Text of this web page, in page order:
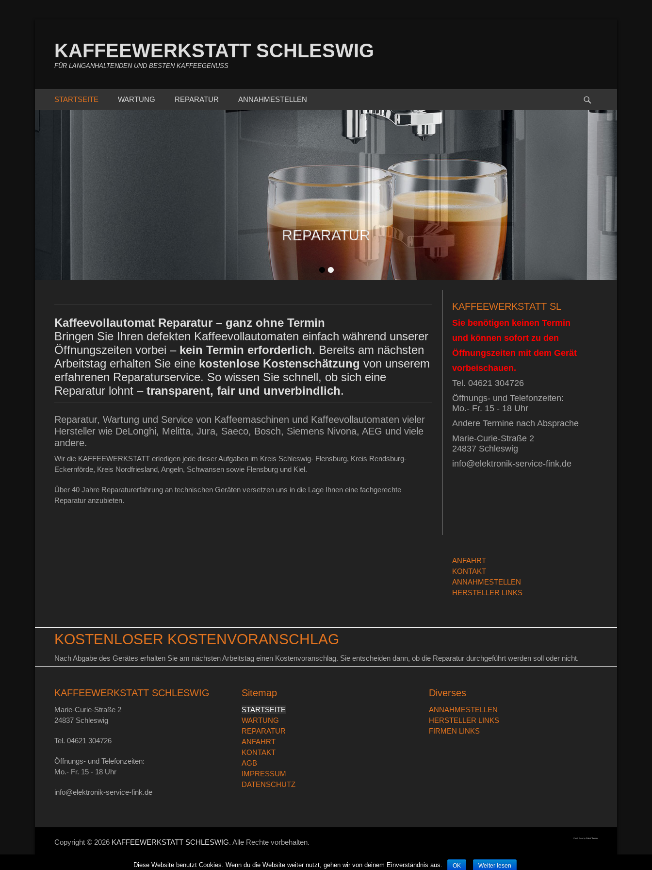
KAFFEEWERKSTATT SCHLESWIG
FÜR LANGANHALTENDEN UND BESTEN KAFFEEGENUSS
Primärmenu
STARTSEITE WARTUNG REPARATUR ANNAHMESTELLEN
••
REPARATUR
admin
WARTUNG
admin
Kaffeevollautomat Reparatur – ganz ohne Termin
Bringen Sie Ihren defekten Kaffeevollautomaten einfach während unserer
Öffnungszeiten vorbei – kein Termin erforderlich. Bereits am nächsten
Arbeitstag erhalten Sie eine kostenlose Kostenschätzung von unserem
erfahrenen Reparaturservice. So wissen Sie schnell, ob sich eine
Reparatur lohnt – transparent, fair und unverbindlich.
Reparatur, Wartung und Service von Kaffeemaschinen und Kaffeevollautomaten vieler
Hersteller wie DeLonghi, Melitta, Jura, Saeco, Bosch, Siemens Nivona, AEG und viele
andere.
Wir die KAFFEEWERKSTATT erledigen jede dieser Aufgaben im Kreis Schleswig- Flensburg, Kreis Rendsburg-
Eckernförde, Kreis Nordfriesland, Angeln, Schwansen sowie Flensburg und Kiel.
Über 40 Jahre Reparaturerfahrung an technischen Geräten versetzen uns in die Lage Ihnen eine fachgerechte
Reparatur anzubieten.
KAFFEEWERKSTATT SL
Sie benötigen keinen Termin
und können sofort zu den
Öffnungszeiten mit dem Gerät
vorbeischauen.
Tel. 04621 304726
Öffnungs- und Telefonzeiten:
Mo.- Fr. 15 - 18 Uhr
Andere Termine nach Absprache
Marie-Curie-Straße 2
24837 Schleswig
info@elektronik-service-fink.de
ANFAHRT
KONTAKT
ANNAHMESTELLEN
HERSTELLER LINKS
KOSTENLOSER KOSTENVORANSCHLAG
Nach Abgabe des Gerätes erhalten Sie am nächsten Arbeitstag einen Kostenvoranschlag. Sie entscheiden dann, ob die Reparatur durchgeführt werden soll oder nicht.
KAFFEEWERKSTATT SCHLESWIG
Marie-Curie-Straße 2
24837 Schleswig
Tel. 04621 304726
Öffnungs- und Telefonzeiten:
Mo.- Fr. 15 - 18 Uhr
info@elektronik-service-fink.de
Sitemap
STARTSEITE
WARTUNG
REPARATUR
ANFAHRT
KONTAKT
AGB
IMPRESSUM
DATENSCHUTZ
Diverses
ANNAHMESTELLEN
HERSTELLER LINKS
FIRMEN LINKS
Copyright © 2026 KAFFEEWERKSTATT SCHLESWIG. Alle Rechte vorbehalten. Catch Base by Catch Themes
Diese Website benutzt Cookies. Wenn du die Website weiter nutzt, gehen wir von deinem Einverständnis aus. OK Weiter lesen